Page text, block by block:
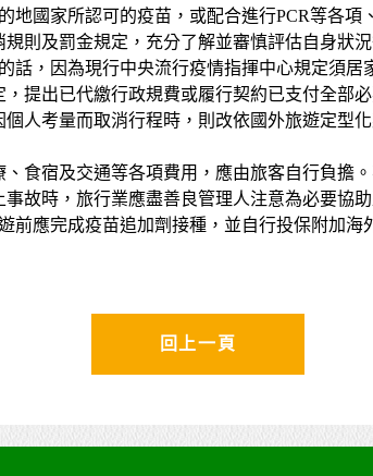
地國家所認可的疫苗，或配合進行PCR等各項
則及罰金規定，充分了解並審慎評估自身狀況
話，因為現行中央流行疫情指揮中心規定須
提出已代繳行政規費或履行契約已支付全部
人考量而取消行程時，則改依國外旅遊定型
食宿及交通等各項費用，應由旅客自行負擔
故時，旅行業應盡善良管理人注意為必要協助
前應完成疫苗追加劑接種，並自行投保附加
回上一頁